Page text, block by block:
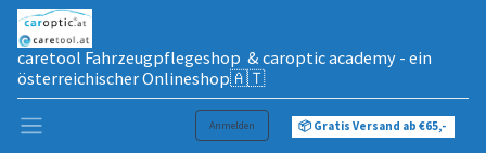
caretool Fahrzeugpflegeshop & caroptic academy - ein
österreichischer Onlineshop🇦🇹
Anmelden 📦 Gratis Versand ab €65,-